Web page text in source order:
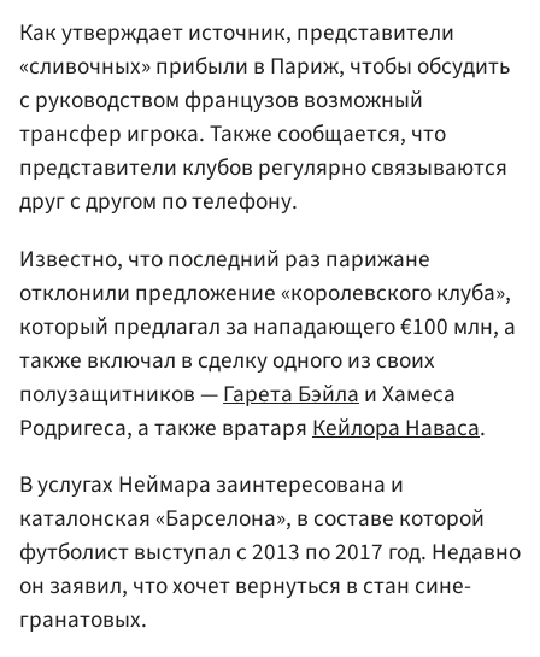
Как утверждает источник, представители
«сливочных» прибыли в Париж, чтобы обсудить
с руководством французов возможный
трансфер игрока. Также сообщается, что
представители клубов регулярно связываются
друг с другом по телефону.
Известно, что последний раз парижане
отклонили предложение «королевского клуба»,
который предлагал за нападающего €100 млн, а
также включал в сделку одного из своих
полузащитников —Гарета Бэйла и Хамеса
Родригеса, а также вратаря Кейлора Наваса.
В услугах Неймара заинтересована и
каталонская «Барселона», в составе которой
футболист выступал с 2013 по 2017 год. Недавно
он заявил, что хочет вернуться в стан сине-
гранатовых.